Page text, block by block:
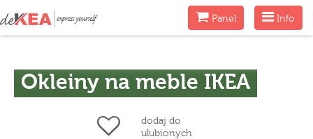
Menu
Info
MenuPanel
Okleiny na meble IKEA
dodaj do
ulubionych